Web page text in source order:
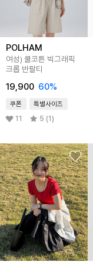
POLHAM
여성) 쿨코튼 빅그래픽
크롭 반팔티
19,900 60%
쿠폰 특별사이즈
11 5 (1)